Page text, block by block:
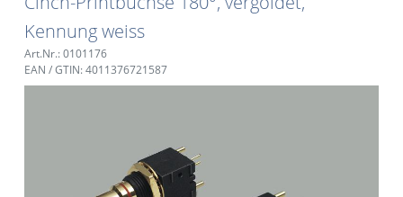
Kennung weiss
Art.Nr.: 0101176
EAN / GTIN: 4011376721587